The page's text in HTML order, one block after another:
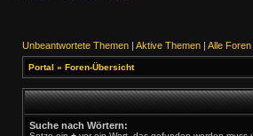
Unbeantwortete Themen | Aktive Themen | Alle
Portal » Foren-Übersicht
Suche nach Wörtern: